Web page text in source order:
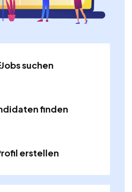
Jobs suchen
finden
erstellen